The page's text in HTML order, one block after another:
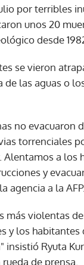
por terribles
unos 20
desde
se vieron
de las aguas o
no evacuaron
torrenciales
Alentamos a los
y
agencia a la AFP.
más violentas
y los habitantes
insistió Ryuta
de prensa.